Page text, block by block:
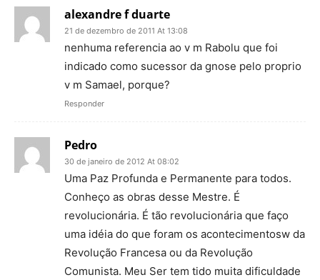
alexandre f duarte
21 de dezembro de 2011 At 13:08
nenhuma referencia ao v m Rabolu que foi
indicado como sucessor da gnose pelo proprio
v m Samael, porque?
Responder
Pedro
30 de janeiro de 2012 At 08:02
Uma Paz Profunda e Permanente para todos.
Conheço as obras desse Mestre. É
revolucionária. É tão revolucionária que faço
uma idéia do que foram os acontecimentosw da
Revolução Francesa ou da Revolução
Comunista. Meu Ser tem tido muita dificuldade